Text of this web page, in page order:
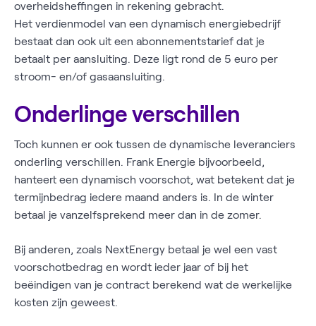
overheidsheffingen in rekening gebracht.
Het verdienmodel van een dynamisch energiebedrijf
bestaat dan ook uit een abonnementstarief dat je
betaalt per aansluiting. Deze ligt rond de 5 euro per
stroom- en/of gasaansluiting.
Onderlinge verschillen
Toch kunnen er ook tussen de dynamische leveranciers
onderling verschillen. Frank Energie bijvoorbeeld,
hanteert een dynamisch voorschot, wat betekent dat je
termijnbedrag iedere maand anders is. In de winter
betaal je vanzelfsprekend meer dan in de zomer.
Bij anderen, zoals NextEnergy betaal je wel een vast
voorschotbedrag en wordt ieder jaar of bij het
beëindigen van je contract berekend wat de werkelijke
kosten zijn geweest.